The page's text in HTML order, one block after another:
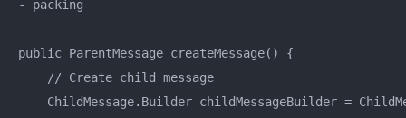
- packing
public ParentMessage createMessage() {
    // Create child message
ChildMessage.Builder childMessageBuilder =